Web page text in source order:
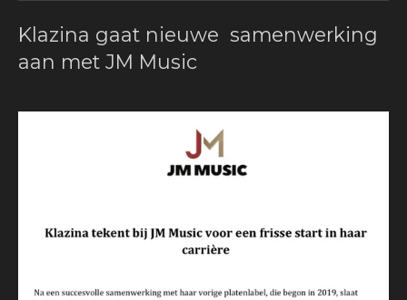
Klazina gaat nieuwe samenwerking
aan met JM Music